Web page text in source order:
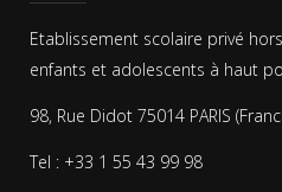
Etablissement scolaire privé
enfants et adolescents à haut
98, Rue Didot 75014 PARIS
Tel : +33 1 55 43 99 98